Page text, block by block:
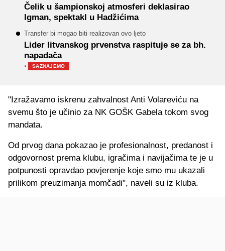
Čelik u šampionskoj atmosferi deklasirao
Igman, spektakl u Hadžićima
Transfer bi mogao biti realizovan ovo ljeto
Lider litvanskog prvenstva raspituje se za bh.
napadača
· SAZNAJEMO
"Izražavamo iskrenu zahvalnost Anti Volareviću na
svemu što je učinio za NK GOŠK Gabela tokom svog
mandata.
Od prvog dana pokazao je profesionalnost, predanost i
odgovornost prema klubu, igračima i navijačima te je u
potpunosti opravdao povjerenje koje smo mu ukazali
prilikom preuzimanja momčadi", naveli su iz kluba.